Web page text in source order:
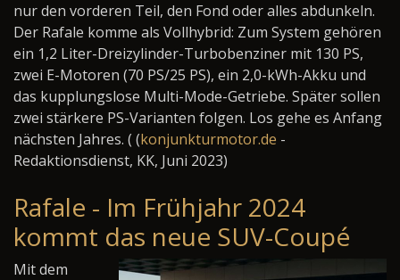
nur den vorderen Teil, den Fond oder alles abdunkeln.
Der Rafale komme als Vollhybrid: Zum System gehören
ein 1,2 Liter-Dreizylinder-Turbobenziner mit 130 PS,
zwei E-Motoren (70 PS/25 PS), ein 2,0-kWh-Akku und
das kupplungslose Multi-Mode-Getriebe. Später sollen
zwei stärkere PS-Varianten folgen. Los gehe es Anfang
nächsten Jahres. ( (konjunkturmotor.de -
Redaktionsdienst, KK, Juni 2023)
Rafale - Im Frühjahr 2024
kommt das neue SUV-Coupé
Mit dem